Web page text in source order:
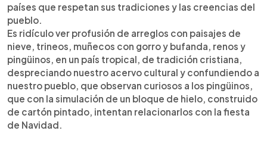
países que respetan sus tradiciones y las creencias del
pueblo.
Es ridículo ver profusión de arreglos con paisajes de
nieve, trineos, muñecos con gorro y bufanda, renos y
pingüinos, en un país tropical, de tradición cristiana,
despreciando nuestro acervo cultural y confundiendo a
nuestro pueblo, que observan curiosos a los pingüinos,
que con la simulación de un bloque de hielo, construido
de cartón pintado, intentan relacionarlos con la fiesta
de Navidad.